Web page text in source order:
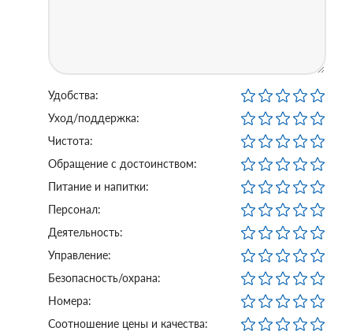
Удобства:
Уход/поддержка:
Чистота:
Обращение с достоинством:
Питание и напитки:
Персонал:
Деятельность:
Управление:
Безопасность/охрана:
Номера:
Соотношение цены и качества: